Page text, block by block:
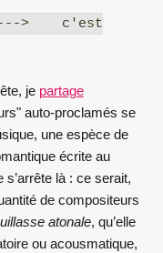
> c'est
je partage
auto-proclamés se
une espèce de
écrite au
là : ce serait,
de compositeurs
atonale, qu’elle
ou acousmatique,